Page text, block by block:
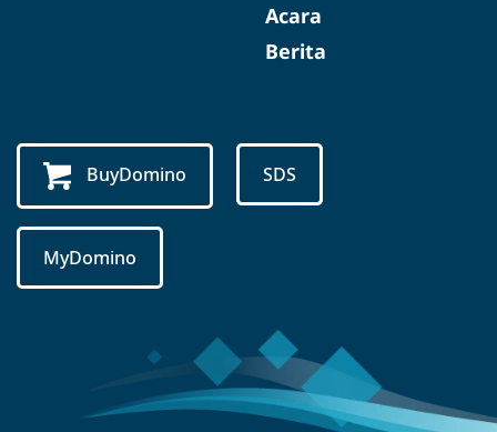
Acara
Berita
BuyDomino SDS
MyDomino